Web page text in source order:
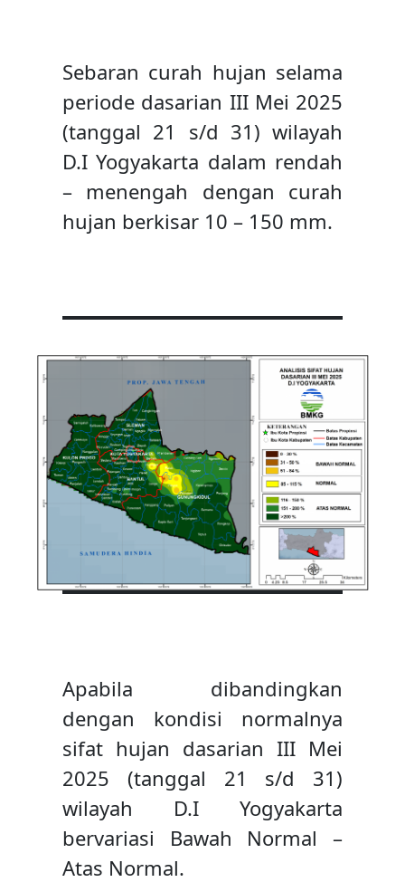
Sebaran curah hujan selama
periode dasarian III Mei 2025
(tanggal 21 s/d 31) wilayah
D.I Yogyakarta dalam rendah
– menengah dengan curah
hujan berkisar 10 – 150 mm.
Apabila dibandingkan
dengan kondisi normalnya
sifat hujan dasarian III Mei
2025 (tanggal 21 s/d 31)
wilayah D.I Yogyakarta
bervariasi Bawah Normal –
Atas Normal.